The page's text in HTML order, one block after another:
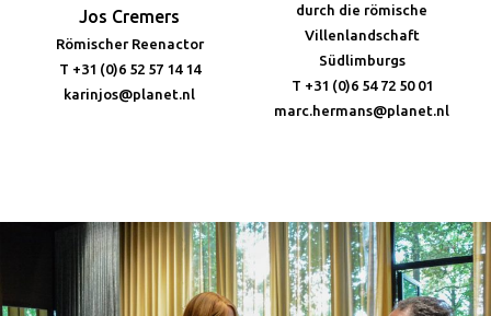
Jos Cremers
Römischer Reenactor
T +31 (0)6 52 57 14 14
karinjos@planet.nl
durch die römische
Villenlandschaft
Südlimburgs
T +31 (0)6 54 72 50 01
marc.hermans@planet.nl